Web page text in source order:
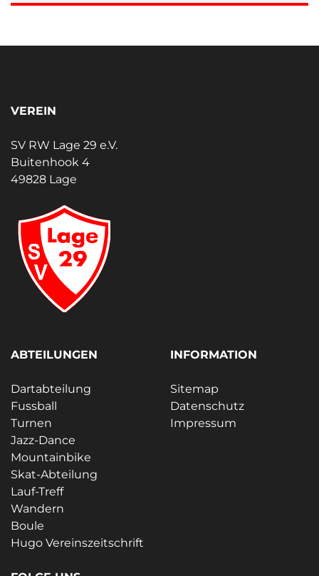
VEREIN
SV RW Lage 29 e.V.
Buitenhook 4
49828 Lage
ABTEILUNGEN
Dartabteilung
Fussball
Turnen
Jazz-Dance
Mountainbike
Skat-Abteilung
Lauf-Treff
Wandern
Boule
Hugo Vereinszeitschrift
INFORMATION
Sitemap
Datenschutz
Impressum